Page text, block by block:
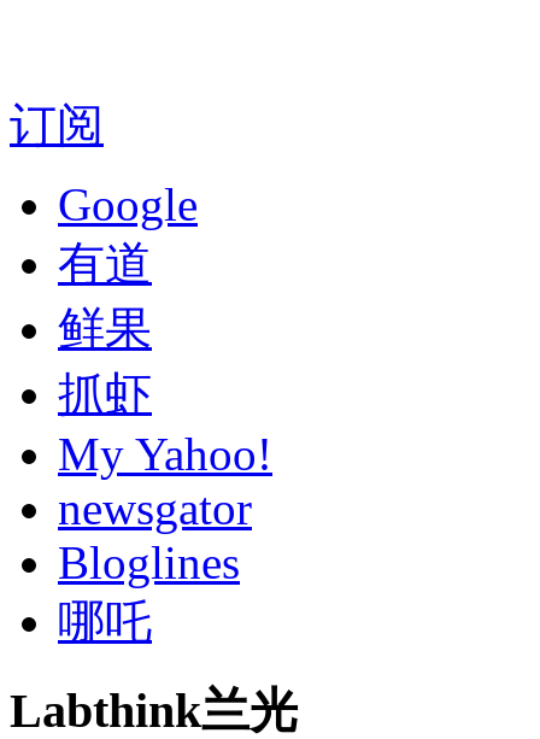
订阅
Google
有道
鲜果
抓虾
My Yahoo!
newsgator
Bloglines
哪吒
Labthink兰光